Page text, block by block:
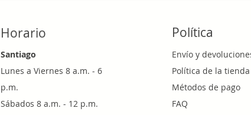
Horario
Santiago
Lunes a Viernes 8 a.m. - 6
p.m.
Sábados 8 a.m. - 12 p.m.
Política
Envío y
Política de la tienda
Métodos de pago
FAQ